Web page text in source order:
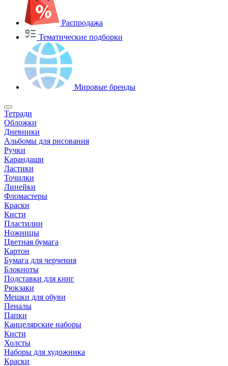
Распродажа
Тематические подборки
Мировые бренды
Тетради
Обложки
Дневники
Альбомы для рисования
Ручки
Карандаши
Ластики
Точилки
Линейки
Фломастеры
Краски
Кисти
Пластилин
Ножницы
Цветная бумага
Картон
Бумага для черчения
Блокноты
Подставки для книг
Рюкзаки
Мешки для обуви
Пеналы
Папки
Канцелярские наборы
Кисти
Холсты
Наборы для художника
Краски